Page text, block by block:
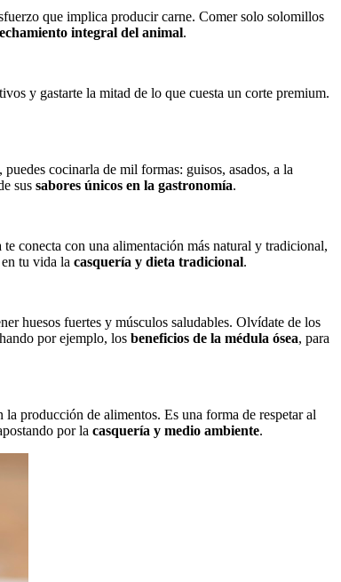
que implica producir carne. Comer solo solomillos
integral del animal.
y gastarte la mitad de lo que cuesta un corte premium.
cocinarla de mil formas: guisos, asados, a la
sus sabores únicos en la gastronomía.
conecta con una alimentación más natural y tradicional,
tu vida la casquería y dieta tradicional.
huesos fuertes y músculos saludables. Olvídate de los
por ejemplo, los beneficios de la médula ósea, para
la producción de alimentos. Es una forma de respetar al
por la casquería y medio ambiente.